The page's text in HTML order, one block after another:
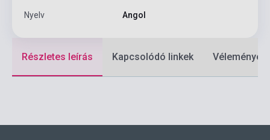
Nyelv Angol
Részletes leírás Kapcsolódó linkek Vélemények